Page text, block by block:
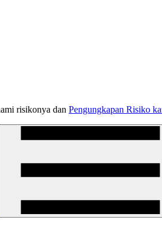
risikonya dan Pengungkapan Risiko